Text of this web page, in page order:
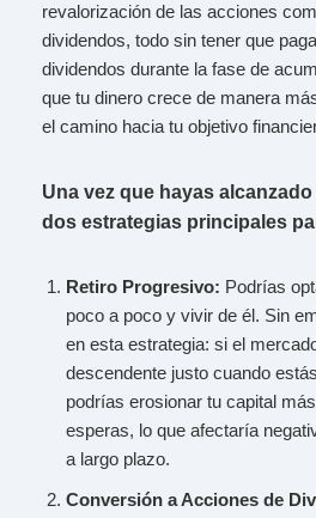
revalorización de las acciones
dividendos, todo sin tener que
dividendos durante la fase de
que tu dinero crece de manera
el camino hacia tu objetivo
Una vez que hayas
dos estrategias principales
Retiro Progresivo: Podrías
poco a poco y vivir de él. Sin
en esta estrategia: si el
descendente justo cuando
podrías erosionar tu capital
esperas, lo que afectaría
a largo plazo.
Conversión a Acciones de